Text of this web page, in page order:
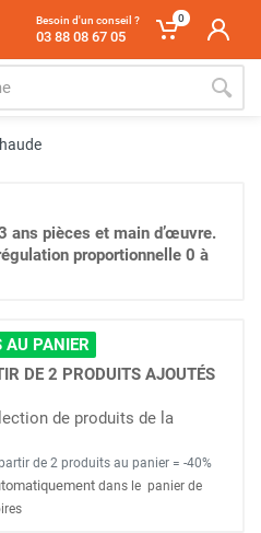
Besoin d'un conseil ?
03 88 08 67 05
0
ans pièces et main d’œuvre.
proportionnelle 0 à
AU PANIER
DE 2 PRODUITS AJOUTÉS
de produits de la
de 2 produits au panier = -40%
dans le panier de